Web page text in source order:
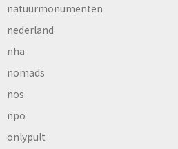
natuurmonumenten
nederland
nha
nomads
nos
npo
onlypult